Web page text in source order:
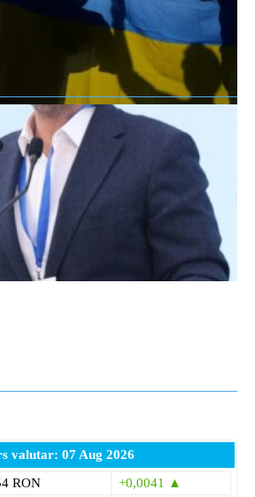
valutar: 07 Aug 2026
RON
+0,0041 ▲